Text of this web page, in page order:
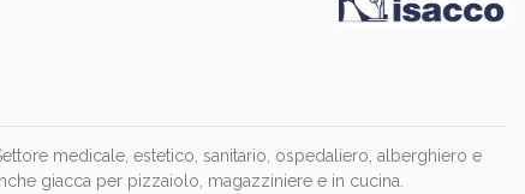
medicale, estetico, sanitario, ospedaliero, alberghiero e
giacca per pizzaiolo, magazziniere e in cucina.